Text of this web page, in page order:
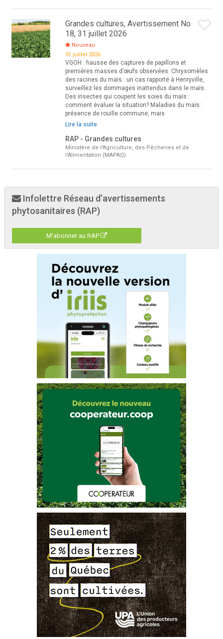
Grandes cultures, Avertissement No
18, 31 juillet 2026
Nouveau
31 juillet 2026
VGOH : hausse des captures de papillons et
premières masses d’œufs observées. Chrysomèles
des racines du maïs : un cas rapporté à Henryville,
surveillez les dommages inattendus dans le maïs.
Des insectes qui coupent les soies du maïs :
comment évaluer la situation? Maladies du maïs :
présence de rouille commune, mais
Lire la suite
RAP - Grandes cultures
Ministère de l'Agriculture, des Pêcheries et de
l'Alimentation (MAPAQ)
Infolettre Réseau d’avertissements
phytosanitaires (RAP)
M'abonner au RAP